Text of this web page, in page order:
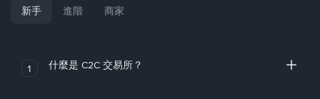
新手 進階 商家
1 什麼是 C2C 交易所？